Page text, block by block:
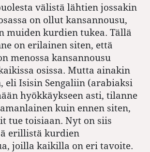
välistä lähtien jossakin
on ollut kansannousu,
muiden kurdien tukea. Tällä
on erilainen siten, että
menossa kansannousu
osissa. Mutta ainakin
eli Isisin Sengaliin (arabiaksi
hyökkäykseen asti, tilanne
kuin ennen siten,
tue toisiaan. Nyt on siis
erillistä kurdien
joilla kaikilla on eri tavoite.